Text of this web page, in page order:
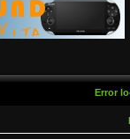
Error